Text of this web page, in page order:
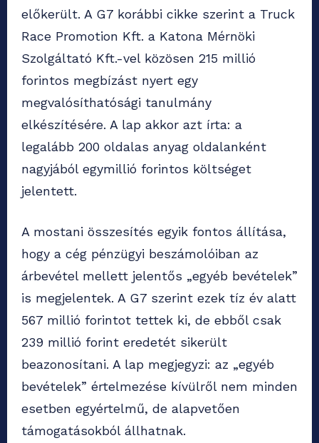
előkerült. A G7 korábbi cikke szerint a Truck
Race Promotion Kft. a Katona Mérnöki
Szolgáltató Kft.-vel közösen 215 millió
forintos megbízást nyert egy
megvalósíthatósági tanulmány
elkészítésére. A lap akkor azt írta: a
legalább 200 oldalas anyag oldalanként
nagyjából egymillió forintos költséget
jelentett.
A mostani összesítés egyik fontos állítása,
hogy a cég pénzügyi beszámolóiban az
árbevétel mellett jelentős „egyéb bevételek”
is megjelentek. A G7 szerint ezek tíz év alatt
567 millió forintot tettek ki, de ebből csak
239 millió forint eredetét sikerült
beazonosítani. A lap megjegyzi: az „egyéb
bevételek” értelmezése kívülről nem minden
esetben egyértelmű, de alapvetően
támogatásokból állhatnak.